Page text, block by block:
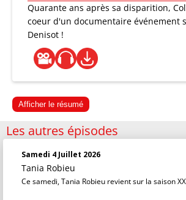
Quarante ans après sa disparition,
coeur d'un documentaire événement
Denisot !
Afficher le résumé
Les autres épisodes
Samedi 4 Juillet 2026
Tania Robieu
Ce samedi, Tania Robieu revient sur la saison